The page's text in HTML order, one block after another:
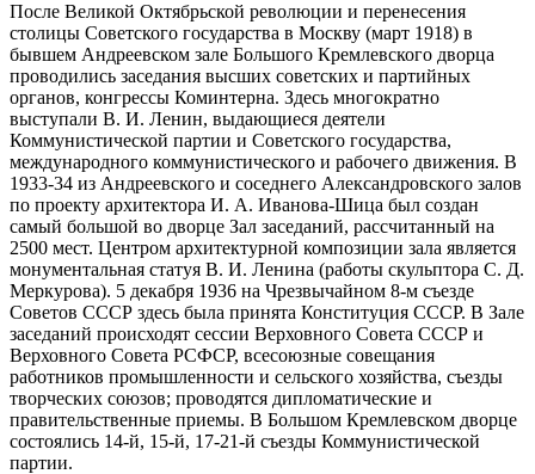
После Великой Октябрьской революции и перенесения
столицы Советского государства в Москву (март 1918) в
бывшем Андреевском зале Большого Кремлевского дворца
проводились заседания высших советских и партийных
органов, конгрессы Коминтерна. Здесь многократно
выступали В. И. Ленин, выдающиеся деятели
Коммунистической партии и Советского государства,
международного коммунистического и рабочего движения. В
1933-34 из Андреевского и соседнего Александровского залов
по проекту архитектора И. А. Иванова-Шица был создан
самый большой во дворце Зал заседаний, рассчитанный на
2500 мест. Центром архитектурной композиции зала является
монументальная статуя В. И. Ленина (работы скульптора С. Д.
Меркурова). 5 декабря 1936 на Чрезвычайном 8-м съезде
Советов СССР здесь была принята Конституция СССР. В Зале
заседаний происходят сессии Верховного Совета СССР и
Верховного Совета РСФСР, всесоюзные совещания
работников промышленности и сельского хозяйства, съезды
творческих союзов; проводятся дипломатические и
правительственные приемы. В Большом Кремлевском дворце
состоялись 14-й, 15-й, 17-21-й съезды Коммунистической
партии.